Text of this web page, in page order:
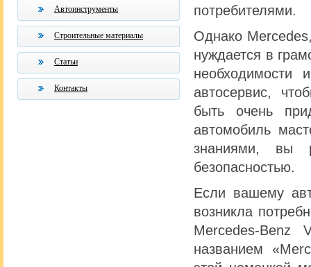
Автоинструменты
Строительные материалы
Статьи
Контакты
потребителями.
Однако
нуждается в
необходимости
автосервис,
быть очень
автомобиль
знаниями, вы
безопасностью.
Если вашему
возникла
Mercedes-
названием